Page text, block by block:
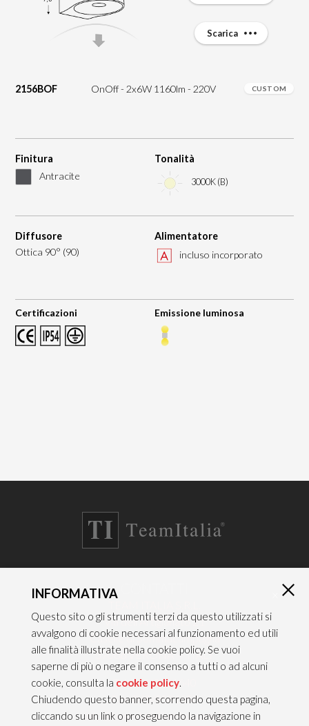
2156BOF OnOff - 2x6W 1160lm - 220V CUSTOM
Finitura
Antracite
Tonalità
3000K (B)
Diffusore
Ottica 90° (90)
Alimentatore
incluso incorporato
Certificazioni Emissione luminosa
Scarica
Via dell’Artigianato 21
Caselle di Sommacampagna
37066 VERONA — ITALY
Tel 045/8581640
Fax 045/8581650
info@teamitaliailluminazione.it
INFORMATIVA
Questo sito o gli strumenti terzi da questo utilizzati si
avvalgono di cookie necessari al funzionamento ed utili
alle finalità illustrate nella cookie policy. Se vuoi
saperne di più o negare il consenso a tutti o ad alcuni
cookie, consulta la cookie policy.
Chiudendo questo banner, scorrendo questa pagina,
cliccando su un link o proseguendo la navigazione in